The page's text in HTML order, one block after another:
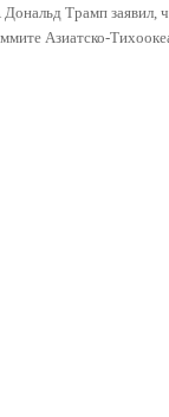
Трамп заявил,
Азиатско-